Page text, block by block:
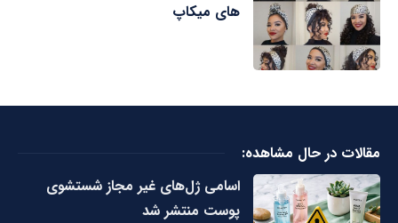
های میکاپ
مقالات در حال مشاهده:
اسامی ژل‌های غیر مجاز شستشوی
پوست منتشر شد